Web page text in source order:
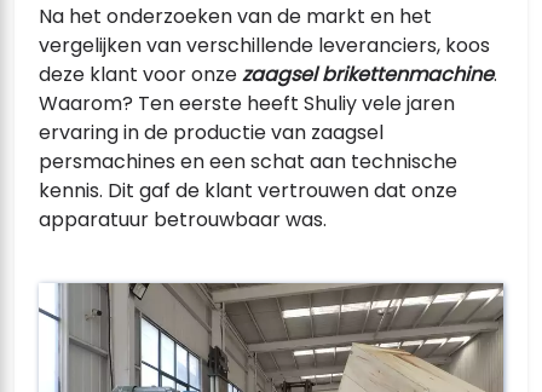
Na het onderzoeken van de markt en het
vergelijken van verschillende leveranciers, koos
deze klant voor onzezaagsel brikettenmachine.
Waarom? Ten eerste heeft Shuliy vele jaren
ervaring in de productie van zaagsel
persmachines en een schat aan technische
kennis. Dit gaf de klant vertrouwen dat onze
apparatuur betrouwbaar was.